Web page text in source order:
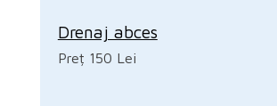
Drenaj abces
Preț 150 Lei